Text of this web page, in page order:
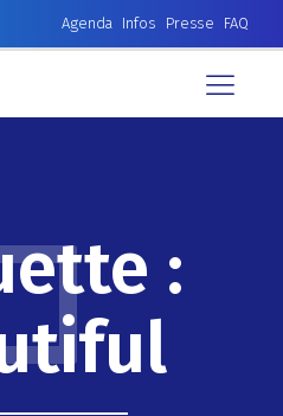
Agenda Infos Presse FAQ
: